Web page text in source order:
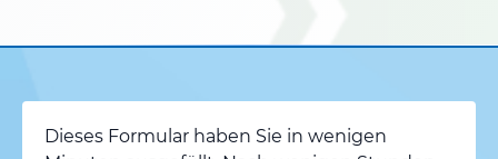
Dieses Formular haben Sie in wenigen